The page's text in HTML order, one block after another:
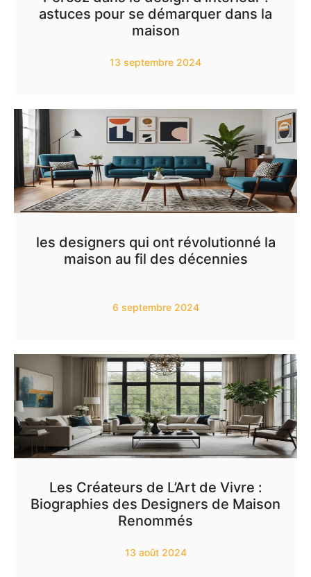
astuces pour se démarquer dans la
maison
13 septembre 2024
les designers qui ont révolutionné la
maison au fil des décennies
6 septembre 2024
Les Créateurs de L’Art de Vivre :
Biographies des Designers de Maison
Renommés
13 août 2024